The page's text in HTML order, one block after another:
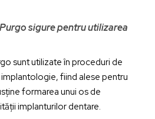
sigure pentru utilizarea
sunt utilizate în proceduri de
fiind alese pentru
formarea unui os de
implanturilor dentare.